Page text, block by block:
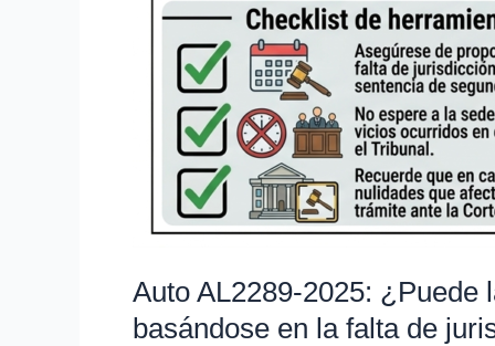
Auto AL2289-2025: ¿Puede
basándose en la falta de
basándose
jurisdicción?